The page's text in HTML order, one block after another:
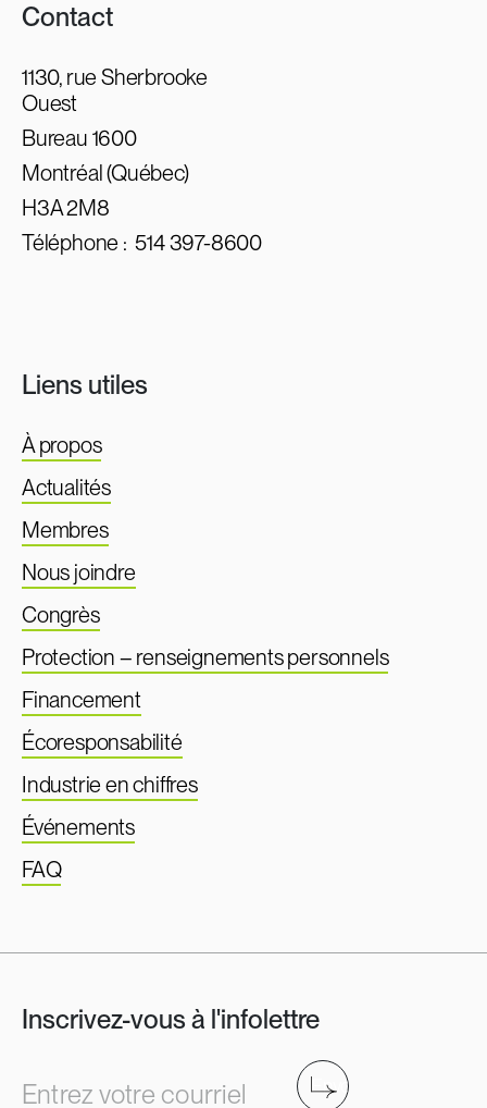
Contact
1130, rue Sherbrooke
Ouest
Bureau 1600
Montréal (Québec)
H3A 2M8
Téléphone :514 397-8600
Liens utiles
À propos
Actualités
Membres
Nous joindre
Congrès
Protection – renseignements personnels
Financement
Écoresponsabilité
Industrie en chiffres
Événements
FAQ
Inscrivez-vous à l'infolettre
Entrez votre courriel Envoyer